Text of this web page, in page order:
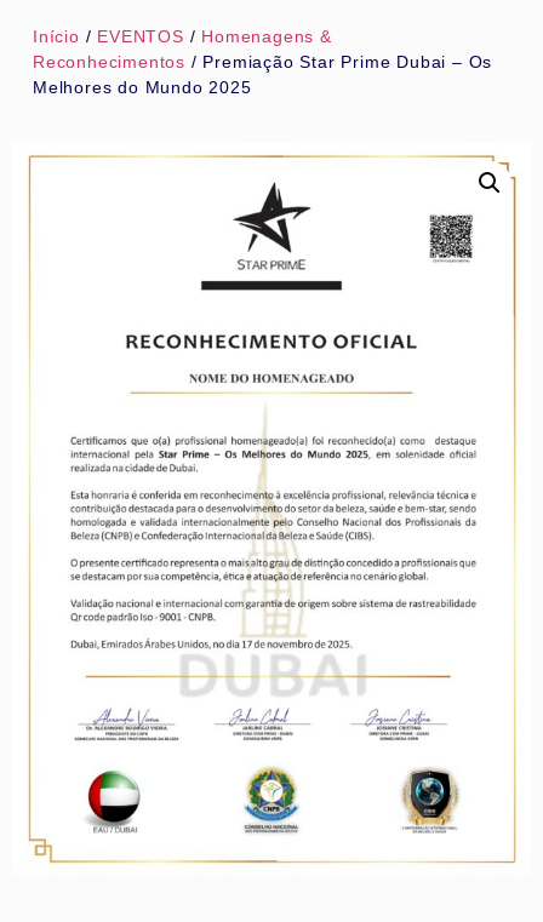
Início / EVENTOS / Homenagens &
Reconhecimentos / Premiação Star Prime Dubai – Os
Melhores do Mundo 2025